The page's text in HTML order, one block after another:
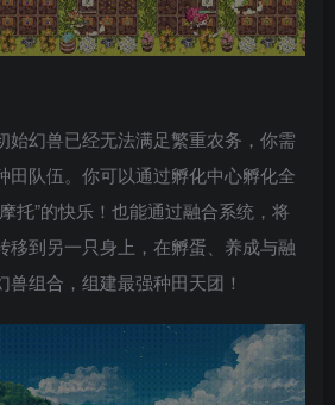
始幻兽已经无法满足繁重农务，你需
田队伍。你可以通过孵化中心孵化全
托”的快乐！也能通过融合系统，将
移到另一只身上，在孵蛋、养成与融
组合，组建最强种田天团！